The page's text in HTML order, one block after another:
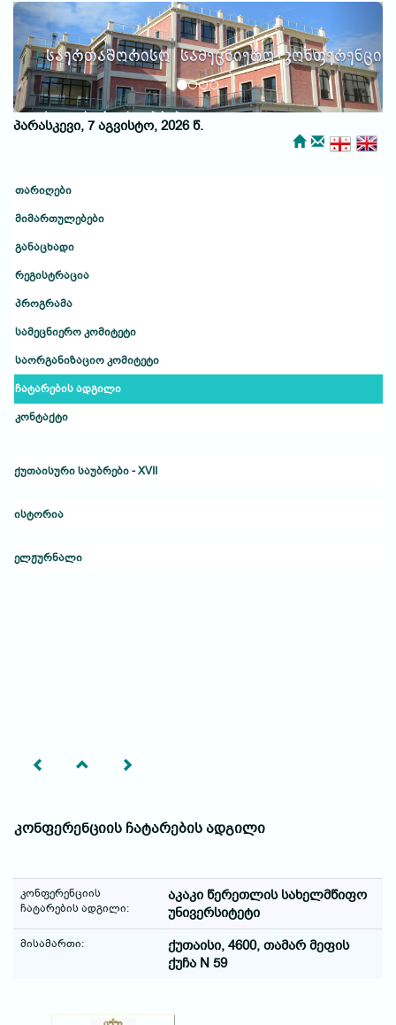
საერთაშორისო სამეცნიერო კონფერენცია
ქუთაისური საუბრები
Previous Next
პარასკევი, 7 აგვისტო, 2026 წ.
თარიღები
მიმართულებები
განაცხადი
რეგისტრაცია
პროგრამა
სამეცნიერო კომიტეტი
საორგანიზაციო კომიტეტი
ჩატარების ადგილი
კონტაქტი
ქუთაისური საუბრები - XVII
ისტორია
ელჟურნალი
კონფერენციის ჩატარების ადგილი
კონფერენციის
ჩატარების ადგილი:
აკაკი წერეთლის სახელმწიფო
უნივერსიტეტი
მისამართი:
ქუთაისი, 4600, თამარ მეფის
ქუჩა N 59